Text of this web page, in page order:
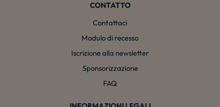
CONTATTO
Contattaci
Modulo di recesso
Iscrizione alla newsletter
Sponsorizzazione
FAQ